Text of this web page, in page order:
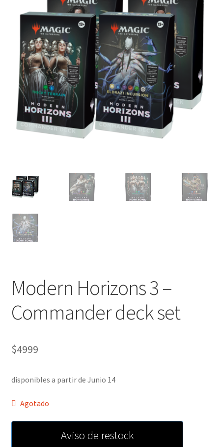
Modern Horizons 3 –
Commander deck set
$4999
disponibles a partir de Junio 14
Agotado
Aviso de restock